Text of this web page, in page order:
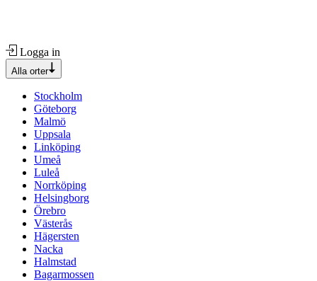
Logga in
Alla orter
Stockholm
Göteborg
Malmö
Uppsala
Linköping
Umeå
Luleå
Norrköping
Helsingborg
Örebro
Västerås
Hägersten
Nacka
Halmstad
Bagarmossen